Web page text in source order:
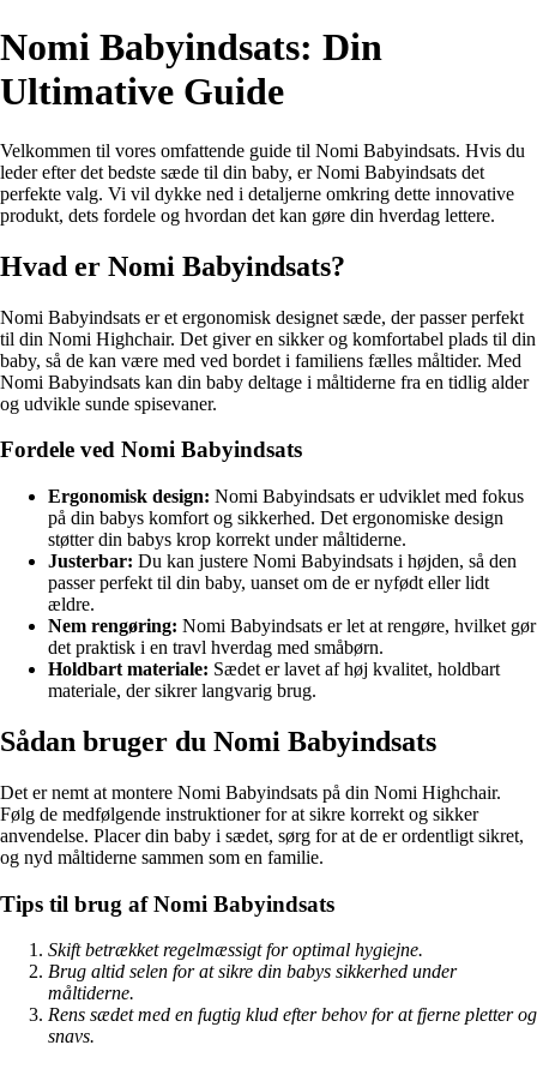
Nomi Babyindsats: Din
Ultimative Guide
Velkommen til vores omfattende guide til Nomi Babyindsats. Hvis du
leder efter det bedste sæde til din baby, er Nomi Babyindsats det
perfekte valg. Vi vil dykke ned i detaljerne omkring dette innovative
produkt, dets fordele og hvordan det kan gøre din hverdag lettere.
Hvad er Nomi Babyindsats?
Nomi Babyindsats er et ergonomisk designet sæde, der passer perfekt
til din Nomi Highchair. Det giver en sikker og komfortabel plads til din
baby, så de kan være med ved bordet i familiens fælles måltider. Med
Nomi Babyindsats kan din baby deltage i måltiderne fra en tidlig alder
og udvikle sunde spisevaner.
Fordele ved Nomi Babyindsats
Ergonomisk design: Nomi Babyindsats er udviklet med fokus
på din babys komfort og sikkerhed. Det ergonomiske design
støtter din babys krop korrekt under måltiderne.
Justerbar: Du kan justere Nomi Babyindsats i højden, så den
passer perfekt til din baby, uanset om de er nyfødt eller lidt
ældre.
Nem rengøring: Nomi Babyindsats er let at rengøre, hvilket gør
det praktisk i en travl hverdag med småbørn.
Holdbart materiale: Sædet er lavet af høj kvalitet, holdbart
materiale, der sikrer langvarig brug.
Sådan bruger du Nomi Babyindsats
Det er nemt at montere Nomi Babyindsats på din Nomi Highchair.
Følg de medfølgende instruktioner for at sikre korrekt og sikker
anvendelse. Placer din baby i sædet, sørg for at de er ordentligt sikret,
og nyd måltiderne sammen som en familie.
Tips til brug af Nomi Babyindsats
Skift betrækket regelmæssigt for optimal hygiejne.
Brug altid selen for at sikre din babys sikkerhed under
måltiderne.
Rens sædet med en fugtig klud efter behov for at fjerne pletter og
snavs.